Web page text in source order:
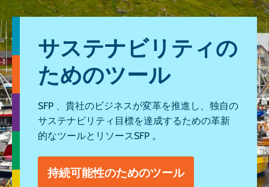
サステナビリティの
ためのツール
SFP 、貴社のビジネスが変革を推進し、独自の
サステナビリティ目標を達成するための革新
的なツールとリソースSFP 。
持続可能性のためのツール